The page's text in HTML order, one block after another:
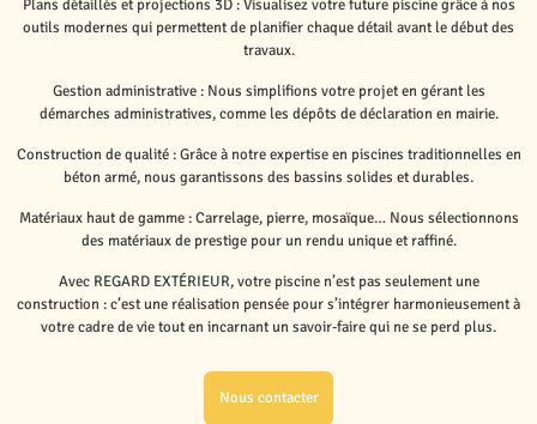
Plans détaillés et projections 3D : Visualisez votre future piscine grâce à nos
outils modernes qui permettent de planifier chaque détail avant le début des
travaux.
Gestion administrative : Nous simplifions votre projet en gérant les
démarches administratives, comme les dépôts de déclaration en mairie.
Construction de qualité : Grâce à notre expertise en piscines traditionnelles en
béton armé, nous garantissons des bassins solides et durables.
Matériaux haut de gamme : Carrelage, pierre, mosaïque… Nous sélectionnons
des matériaux de prestige pour un rendu unique et raffiné.
Avec REGARD EXTÉRIEUR, votre piscine n’est pas seulement une
construction : c’est une réalisation pensée pour s’intégrer harmonieusement à
votre cadre de vie tout en incarnant un savoir-faire qui ne se perd plus.
Nous contacter